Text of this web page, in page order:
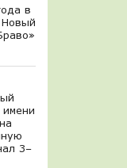
в
Новый
имени
3–